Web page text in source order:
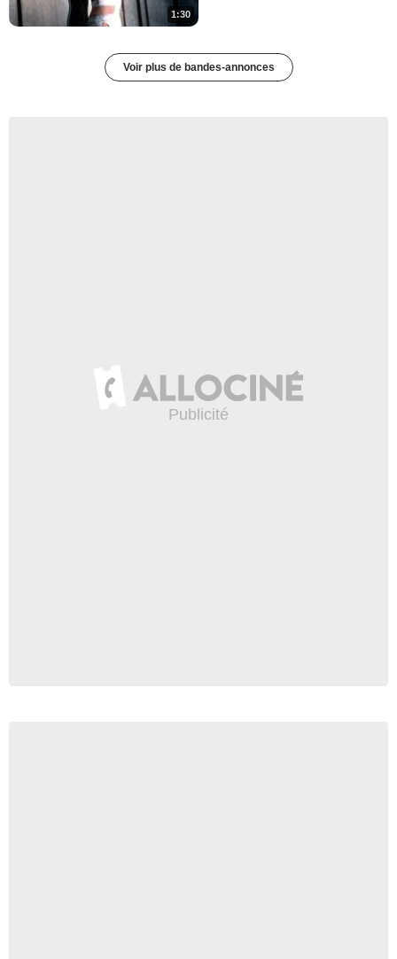
1:30
Voir plus de bandes-annonces